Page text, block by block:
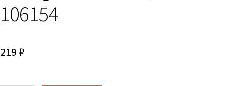
106154
219 ₽